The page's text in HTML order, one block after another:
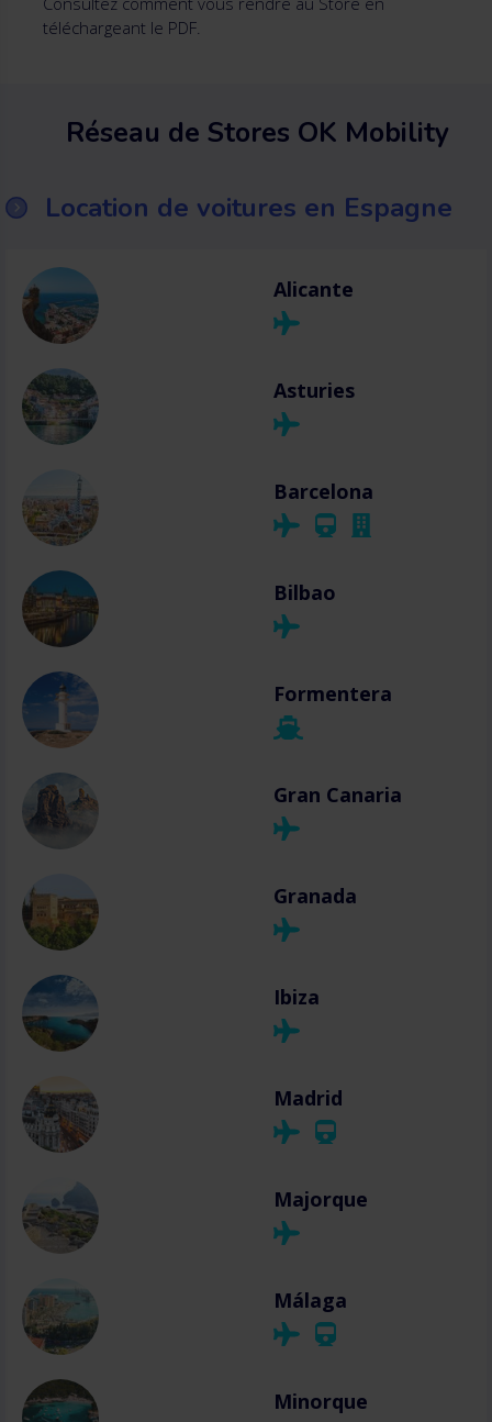
téléchargeant le PDF.
Réseau de Stores OK Mobility
Location de voitures en Espagne
Alicante
Asturies
Barcelona
Bilbao
Formentera
Gran Canaria
Granada
Ibiza
Madrid
Majorque
Málaga
Minorque